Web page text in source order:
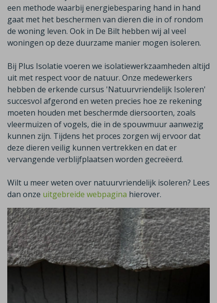
een methode waarbij energiebesparing hand in hand
gaat met het beschermen van dieren die in of rondom
de woning leven. Ook in De Bilt hebben wij al veel
woningen op deze duurzame manier mogen isoleren.
Bij Plus Isolatie voeren we isolatiewerkzaamheden altijd
uit met respect voor de natuur. Onze medewerkers
hebben de erkende cursus 'Natuurvriendelijk Isoleren'
succesvol afgerond en weten precies hoe ze rekening
moeten houden met beschermde diersoorten, zoals
vleermuizen of vogels, die in de spouwmuur aanwezig
kunnen zijn. Tijdens het proces zorgen wij ervoor dat
deze dieren veilig kunnen vertrekken en dat er
vervangende verblijfplaatsen worden gecreëerd.
Wilt u meer weten over natuurvriendelijk isoleren? Lees
dan onze uitgebreide webpagina hierover.